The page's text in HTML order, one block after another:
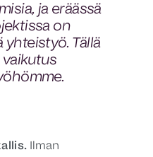
ja eräässä
on
yhteistyö. Tällä
Ilman